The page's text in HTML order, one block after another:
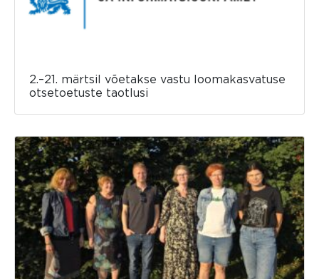
2.–21. märtsil võetakse vastu loomakasvatuse
otsetoetuste taotlusi